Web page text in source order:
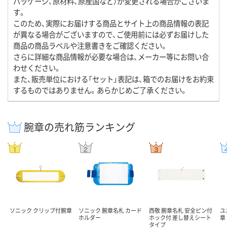
す。
このため、実際にお届けする商品とサイト上の商品情報の表記
が異なる場合がございますので、ご使用前には必ずお届けした
商品の商品ラベルや注意書きをご確認ください。
さらに詳細な商品情報が必要な場合は、メーカー等にお問い合
わせください。
また、販売単位における「セット」表記は、箱でのお届けをお約束
するものではありません。あらかじめご了承ください。
腕章の売れ筋ランキング
ソニック クリップ付腕章
ソニック 腕章名札 カード
ホルダー
西敬 腕章名札 安全ピン付
ホック付 差し替えシート
タイプ